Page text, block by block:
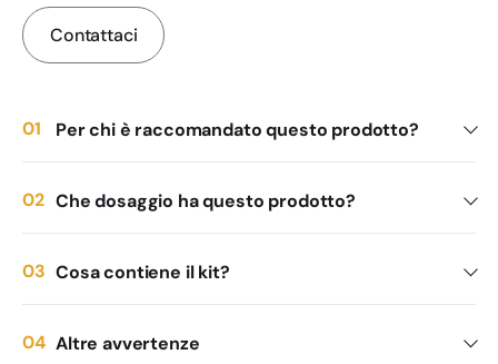
Contattaci
Per chi è raccomandato questo prodotto?
Che dosaggio ha questo prodotto?
Cosa contiene il kit?
Altre avvertenze